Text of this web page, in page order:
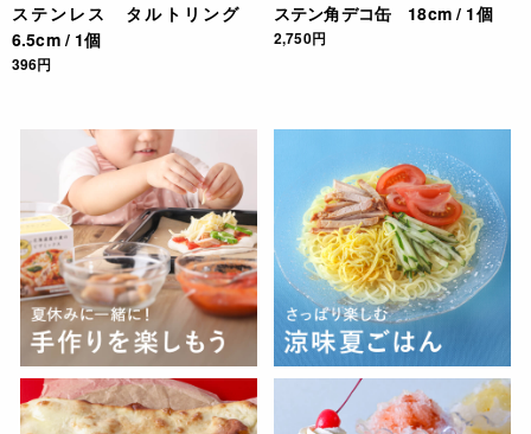
ステンレス タルトリング
6.5cm / 1個
396円
ステン角デコ缶 18cm / 1個
2,750円